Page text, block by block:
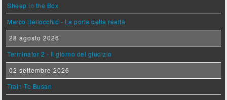
Sheep in the Box
Marco Bellocchio - La porta della realtà
28 agosto 2026
Terminator 2 - Il giorno del giudizio
02 settembre 2026
Train To Busan